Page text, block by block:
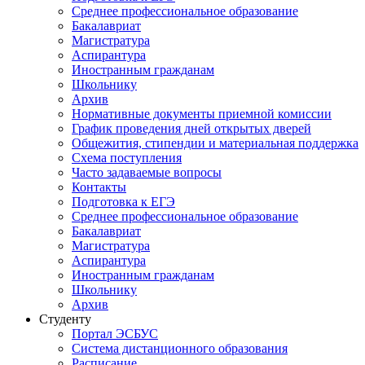
Среднее профессиональное образование
Бакалавриат
Магистратура
Аспирантура
Иностранным гражданам
Школьнику
Архив
Нормативные документы приемной комиссии
График проведения дней открытых дверей
Общежития, стипендии и материальная поддержка
Схема поступления
Часто задаваемые вопросы
Контакты
Подготовка к ЕГЭ
Среднее профессиональное образование
Бакалавриат
Магистратура
Аспирантура
Иностранным гражданам
Школьнику
Архив
Студенту
Портал ЭСБУС
Система дистанционного образования